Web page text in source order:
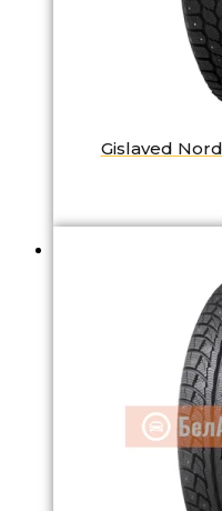
Gislaved